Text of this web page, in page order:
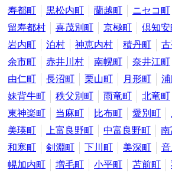
寿都町
黒松内町 蘭越町 ニセコ町
留寿都村
喜茂別町 京極町 倶知安
岩内町
泊村 神恵内村 積丹町
余市町
赤井川村 南幌町 奈井江町
由仁町
長沼町 栗山町 月形町
妹背牛町
秩父別町 雨竜町 北竜町
東神楽町
当麻町 比布町 愛別町
美瑛町
上富良野町 中富良野町 南
和寒町
剣淵町 下川町 美深町
幌加内町
増毛町 小平町 苫前町